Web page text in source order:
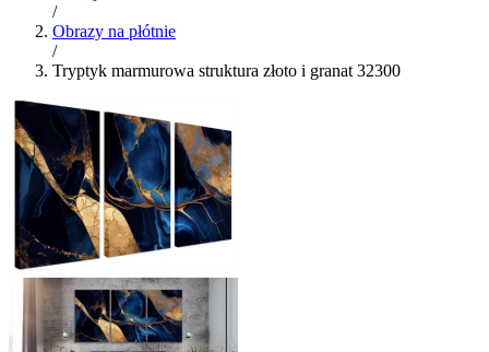
/
Obrazy na płótnie
/
Tryptyk marmurowa struktura złoto i granat 32300